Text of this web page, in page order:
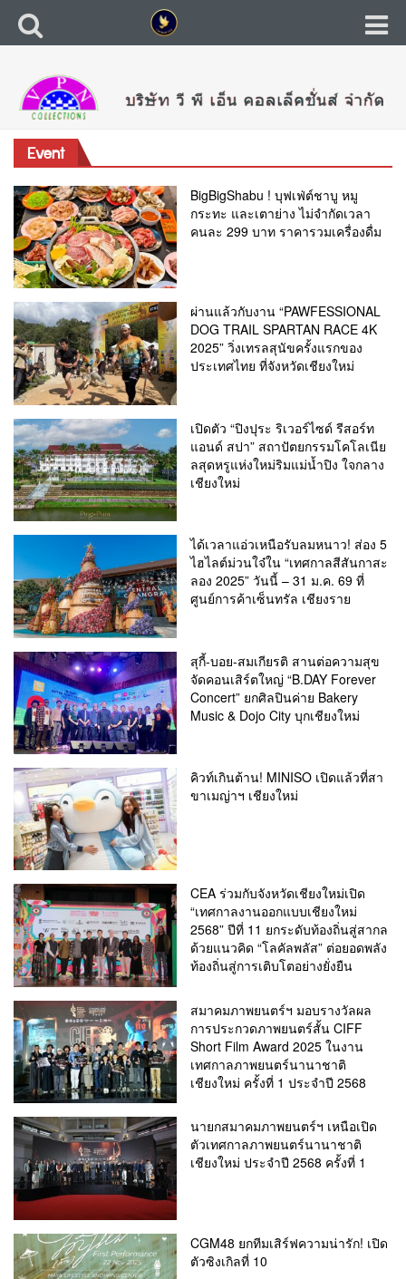
Event
BigBigShabu ! บุฟเฟ่ต์ชาบู หมู
กระทะ และเตาย่าง ไม่จำกัดเวลา
คนละ 299 บาท ราคารวมเครื่องดื่ม
ผ่านแล้วกับงาน “PAWFESSIONAL
DOG TRAIL SPARTAN RACE 4K
2025” วิ่งเทรลสุนัขครั้งแรกของ
ประเทศไทย ที่จังหวัดเชียงใหม่
เปิดตัว “ปิงปุระ ริเวอร์ไซด์ รีสอร์ท
แอนด์ สปา” สถาปัตยกรรมโคโลเนีย
ลสุดหรูแห่งใหม่ริมแม่น้ำปิง ใจกลาง
เชียงใหม่
ได้เวลาแอ่วเหนือรับลมหนาว! ส่อง 5
ไฮไลต์ม่วนใจ๋ใน “เทศกาลสีสันกาสะ
ลอง 2025” วันนี้ – 31 ม.ค. 69 ที่
ศูนย์การค้าเซ็นทรัล เชียงราย
สุกี้-บอย-สมเกียรติ สานต่อความสุข
จัดคอนเสิร์ตใหญ่ “B.DAY Forever
Concert” ยกศิลปินค่าย Bakery
Music & Dojo City บุกเชียงใหม่
คิวท์เกินต้าน! MINISO เปิดแล้วที่สา
ขาเมญ่าฯ เชียงใหม่
CEA ร่วมกับจังหวัดเชียงใหม่เปิด
“เทศกาลงานออกแบบเชียงใหม่
2568” ปีที่ 11 ยกระดับท้องถิ่นสู่สากล
ด้วยแนวคิด “โลคัลพลัส” ต่อยอดพลัง
ท้องถิ่นสู่การเติบโตอย่างยั่งยืน
สมาคมภาพยนตร์ฯ มอบรางวัลผล
การประกวดภาพยนตร์สั้น CIFF
Short Film Award 2025 ในงาน
เทศกาลภาพยนตร์นานาชาติ
เชียงใหม่ ครั้งที่ 1 ประจำปี 2568
นายกสมาคมภาพยนตร์ฯ เหนือเปิด
ตัวเทศกาลภาพยนตร์นานาชาติ
เชียงใหม่ ประจำปี 2568 ครั้งที่ 1
CGM48 ยกทีมเสิร์ฟความน่ารัก! เปิด
ตัวซิงเกิลที่ 10